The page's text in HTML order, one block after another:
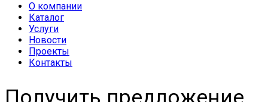
О компании
Каталог
Услуги
Новости
Проекты
Контакты